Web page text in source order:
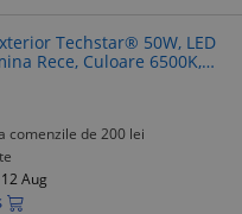
Techstar® 50W, LED
Rece, Culoare 6500K,
Reglabil
comenzile de 200 lei
Aug